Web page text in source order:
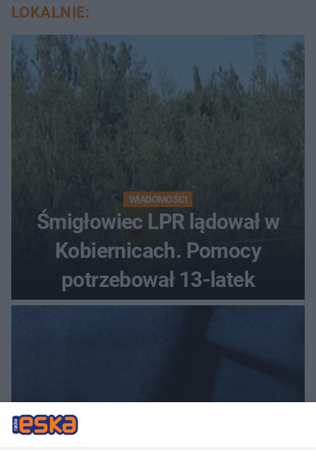
LOKALNIE:
WIADOMOŚCI
Śmigłowiec LPR lądował w
Kobiernicach. Pomocy
potrzebował 13-latek